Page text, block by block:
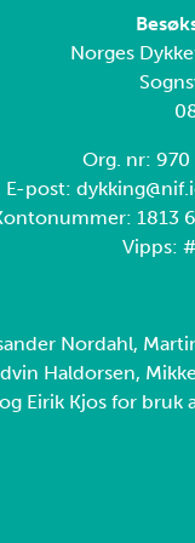
Norges
Org. nr: 970
E-post:
1813
Vipps:
Nordahl,
Haldorsen,
Eirik Kjos for bruk